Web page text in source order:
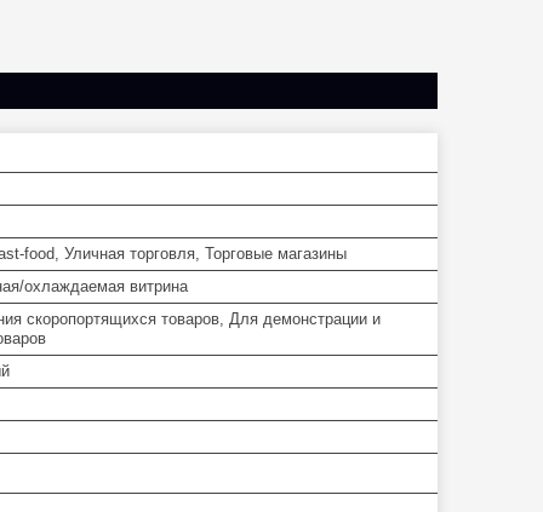
food, Уличная торговля, Торговые магазины
охлаждаемая витрина
скоропортящихся товаров, Для демонстрации и